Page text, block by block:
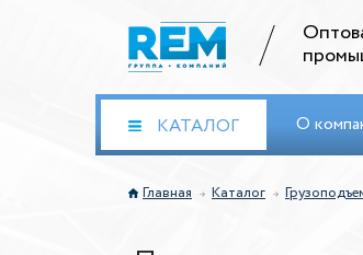
КАТАЛОГ О
Главная Каталог